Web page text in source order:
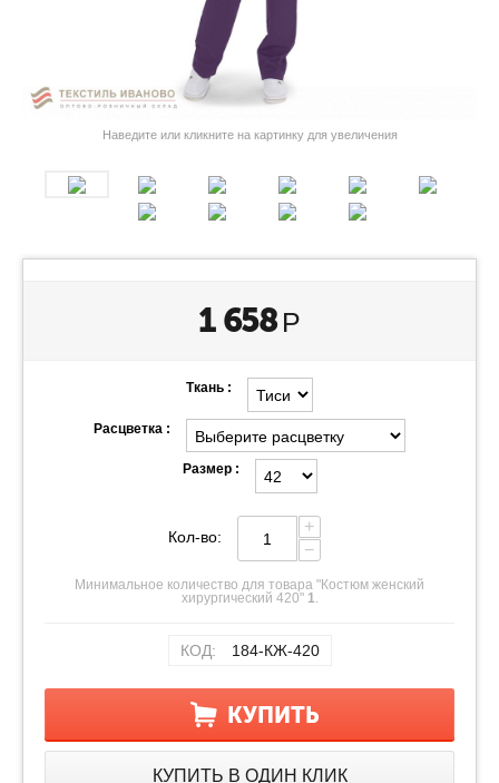
Наведите или кликните на картинку для увеличения
1 658 Р
Ткань :
Расцветка :
Размер :
Кол-во:
+
−
Минимальное количество для товара "Костюм женский
хирургический 420" 1.
КОД: 184-КЖ-420
КУПИТЬ
КУПИТЬ В ОДИН КЛИК